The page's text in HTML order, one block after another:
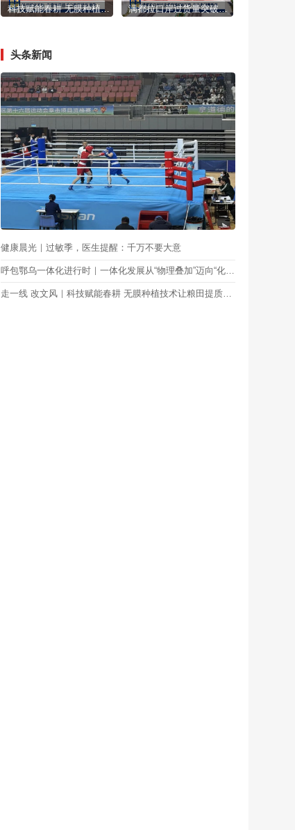
科技赋能春耕 无膜种植技术让粮田提质增效 满都拉口岸过货量突破500万吨 创历史同期新高
头条新闻
健康晨光｜过敏季，医生提醒：千万不要大意
呼包鄂乌一体化进行时｜一体化发展从“物理叠加”迈向“化学反应” 呼包鄂乌下好“同城”一盘棋